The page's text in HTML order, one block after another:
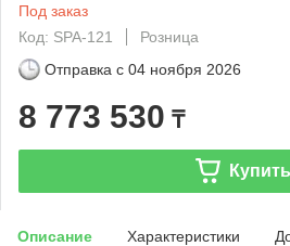
Под заказ
Код: SPA-121
Розница
Отправка с 04 ноября 2026
8 773 530 ₸
Купить
Описание Характеристики